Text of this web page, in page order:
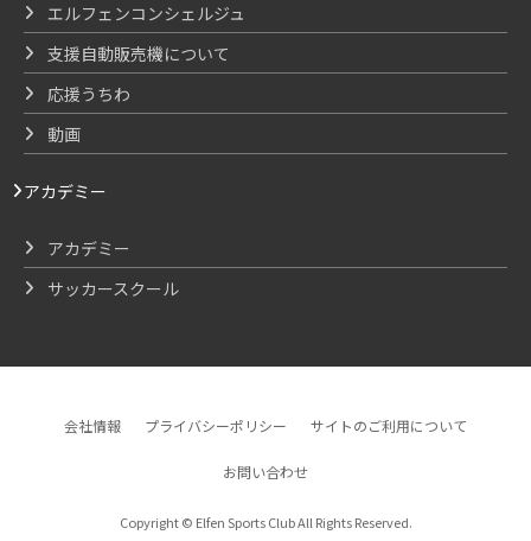
エルフェンコンシェルジュ
支援自動販売機について
応援うちわ
動画
アカデミー
アカデミー
サッカースクール
会社情報 プライバシーポリシー サイトのご利用について
お問い合わせ
Copyright © Elfen Sports Club All Rights Reserved.